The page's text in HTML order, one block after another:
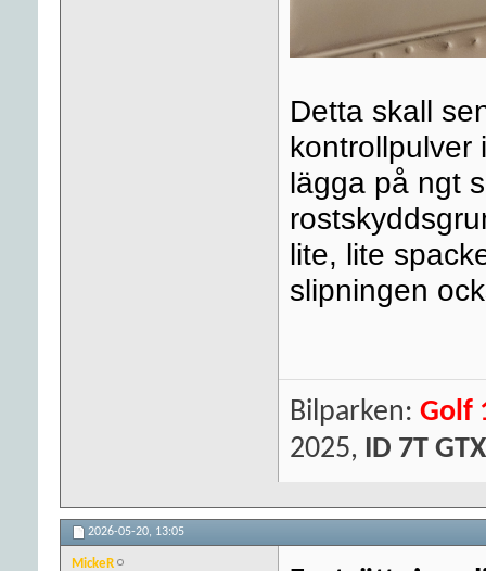
Detta skall
kontrollpulver
lägga på ngt
lite, lite
slipningen
Bilparken: Golf
2025, ID 7T GTX
2026-05-20, 13:05
MickeR